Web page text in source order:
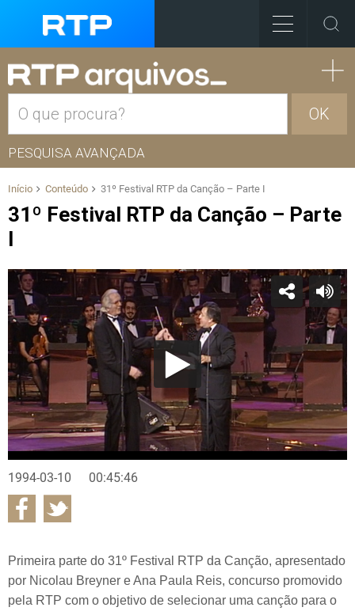
OK
PESQUISA AVANÇADA
Início Conteúdo 31º Festival RTP da Canção – Parte I
31º Festival RTP da Canção – Parte
I
1994-03-10 00:45:46
Primeira parte do 31º Festival RTP da Canção, apresentado
por Nicolau Breyner e Ana Paula Reis, concurso promovido
pela RTP com o objetivo de selecionar uma canção para o